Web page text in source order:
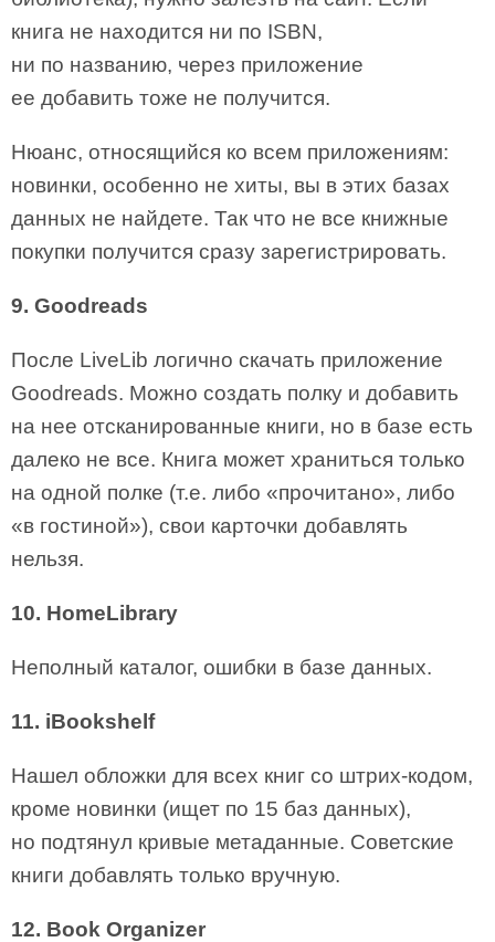
книга не находится ни по ISBN,
ни по названию, через приложение
ее добавить тоже не получится.
Нюанс, относящийся ко всем приложениям:
новинки, особенно не хиты, вы в этих базах
данных не найдете. Так что не все книжные
покупки получится сразу зарегистрировать.
9. Goodreads
После LiveLib логично скачать приложение
Goodreads. Можно создать полку и добавить
на нее отсканированные книги, но в базе есть
далеко не все. Книга может храниться только
на одной полке (т.е. либо «прочитано», либо
«в гостиной»), свои карточки добавлять
нельзя.
10. HomeLibrary
Неполный каталог, ошибки в базе данных.
11. iBookshelf
Нашел обложки для всех книг со штрих-кодом,
кроме новинки (ищет по 15 баз данных),
но подтянул кривые метаданные. Советские
книги добавлять только вручную.
12. Book Organizer